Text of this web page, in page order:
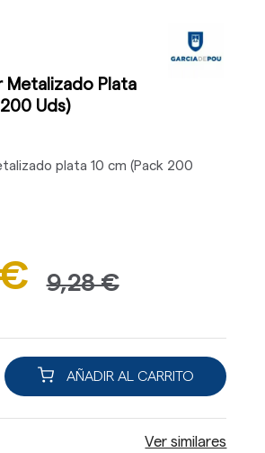
Metalizado Plata
Uds)
plata 10 cm (Pack 200
9,28 €
AÑADIR AL CARRITO
Ver similares